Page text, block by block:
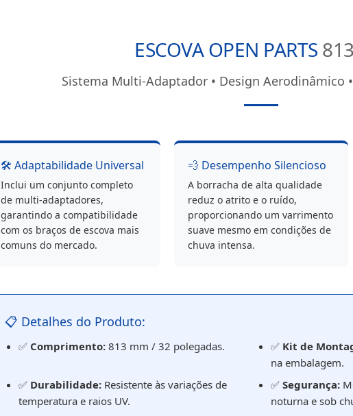
ESCOVA OPEN PARTS
Sistema Multi-Adaptador • Design Aerodinâmico
🛠️ Adaptabilidade Universal
Inclui um conjunto completo
de multi-adaptadores,
garantindo a compatibilidade
com os braços de escova mais
comuns do mercado.
💨 Desempenho Silencioso
A borracha de alta qualidade
reduz o atrito e o ruído,
proporcionando um varrimento
suave mesmo em condições de
chuva intensa.
📋 Detalhes do Produto:
✅ Comprimento: 813 mm / 32 polegadas. ✅ Kit de
na embalagem.
✅ Durabilidade: Resistente às variações de
temperatura e raios UV.
✅ Segurança:
noturna e sob